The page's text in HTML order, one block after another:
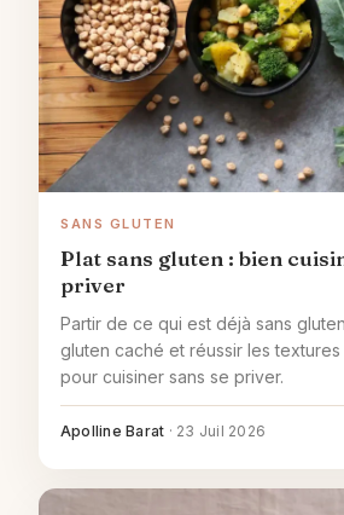
SANS GLUTEN
Plat sans gluten : bien
priver
Partir de ce qui est déjà sans
gluten caché et réussir les
pour cuisiner sans se priver.
Apolline Barat · 23 Juil 2026